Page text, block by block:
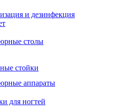
и дезинфекция
столы
стойки
аппараты
для ногтей